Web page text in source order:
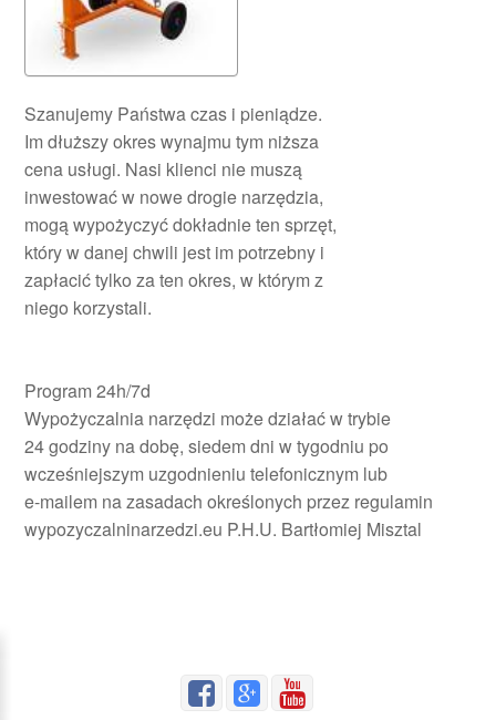
Szanujemy Państwa czas i pieniądze.
Im dłuższy okres wynajmu tym niższa
cena usługi. Nasi klienci nie muszą
inwestować w nowe drogie narzędzia,
mogą wypożyczyć dokładnie ten sprzęt,
który w danej chwili jest im potrzebny i
zapłacić tylko za ten okres, w którym z
niego korzystali.
Program 24h/7d
Wypożyczalnia narzędzi może działać w trybie
24 godziny na dobę, siedem dni w tygodniu po
wcześniejszym uzgodnieniu telefonicznym lub
e-mailem na zasadach określonych przez regulamin
wypozyczalninarzedzi.eu P.H.U. Bartłomiej Misztal